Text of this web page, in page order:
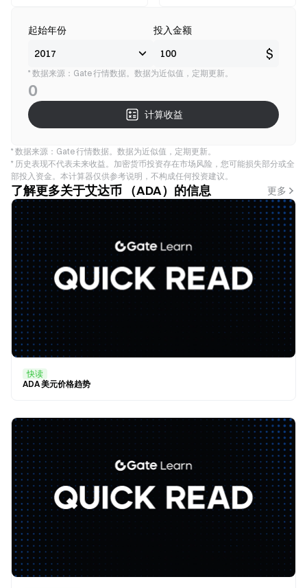
起始年份 投入金额
$
* 数据来源：Gate 行情数据。数据为近似值，定期更新。
0
计算收益
* 数据来源：Gate 行情数据。数据为近似值，定期更新。
* 历史表现不代表未来收益。加密货币投资存在市场风险，您可能损失部分或全
部投入资金。本计算器仅供参考说明，不构成任何投资建议。
了解更多关于艾达币 （ADA）的信息 更多
快读
ADA 美元价格趋势